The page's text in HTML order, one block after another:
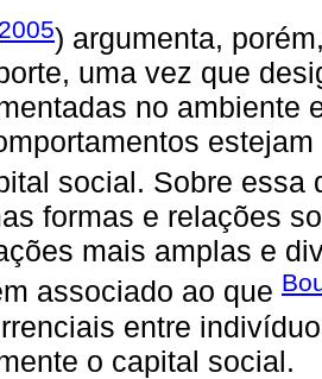
) argumenta,
uma vez que
no ambiente
social. Sobre essa
formas e relações
mais amplas e
associado ao que
entre
o capital social.